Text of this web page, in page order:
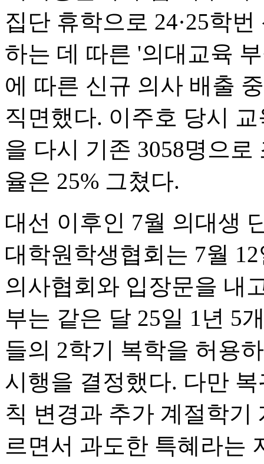
집단 휴학으로 24·25학
하는 데 따른 '의대교육
에 따른 신규 의사 배출
직면했다. 이주호 당시
을 다시 기존 3058명으
율은 25% 그쳤다.
대선 이후인 7월 의대생
대학원학생협회는 7월
의사협회와 입장문을 내
부는 같은 달 25일 1년 5
들의 2학기 복학을 허용
시행을 결정했다. 다만
칙 변경과 추가 계절학기
르면서 과도한 특혜라는